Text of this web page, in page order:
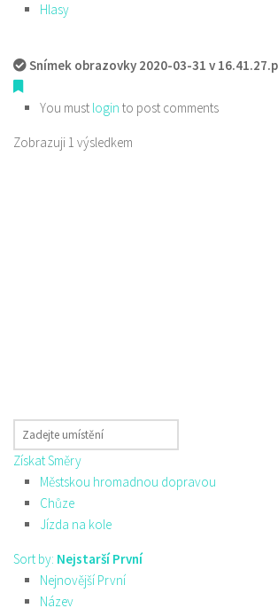
Hlasy
Snímek obrazovky 2020-03-31 v
You must login to post comments
Zobrazuji 1 výsledkem
Získat Směry
Městskou hromadnou dopravou
Chůze
Jízda na kole
Sort by: Nejstarší První
Nejnovější První
Název